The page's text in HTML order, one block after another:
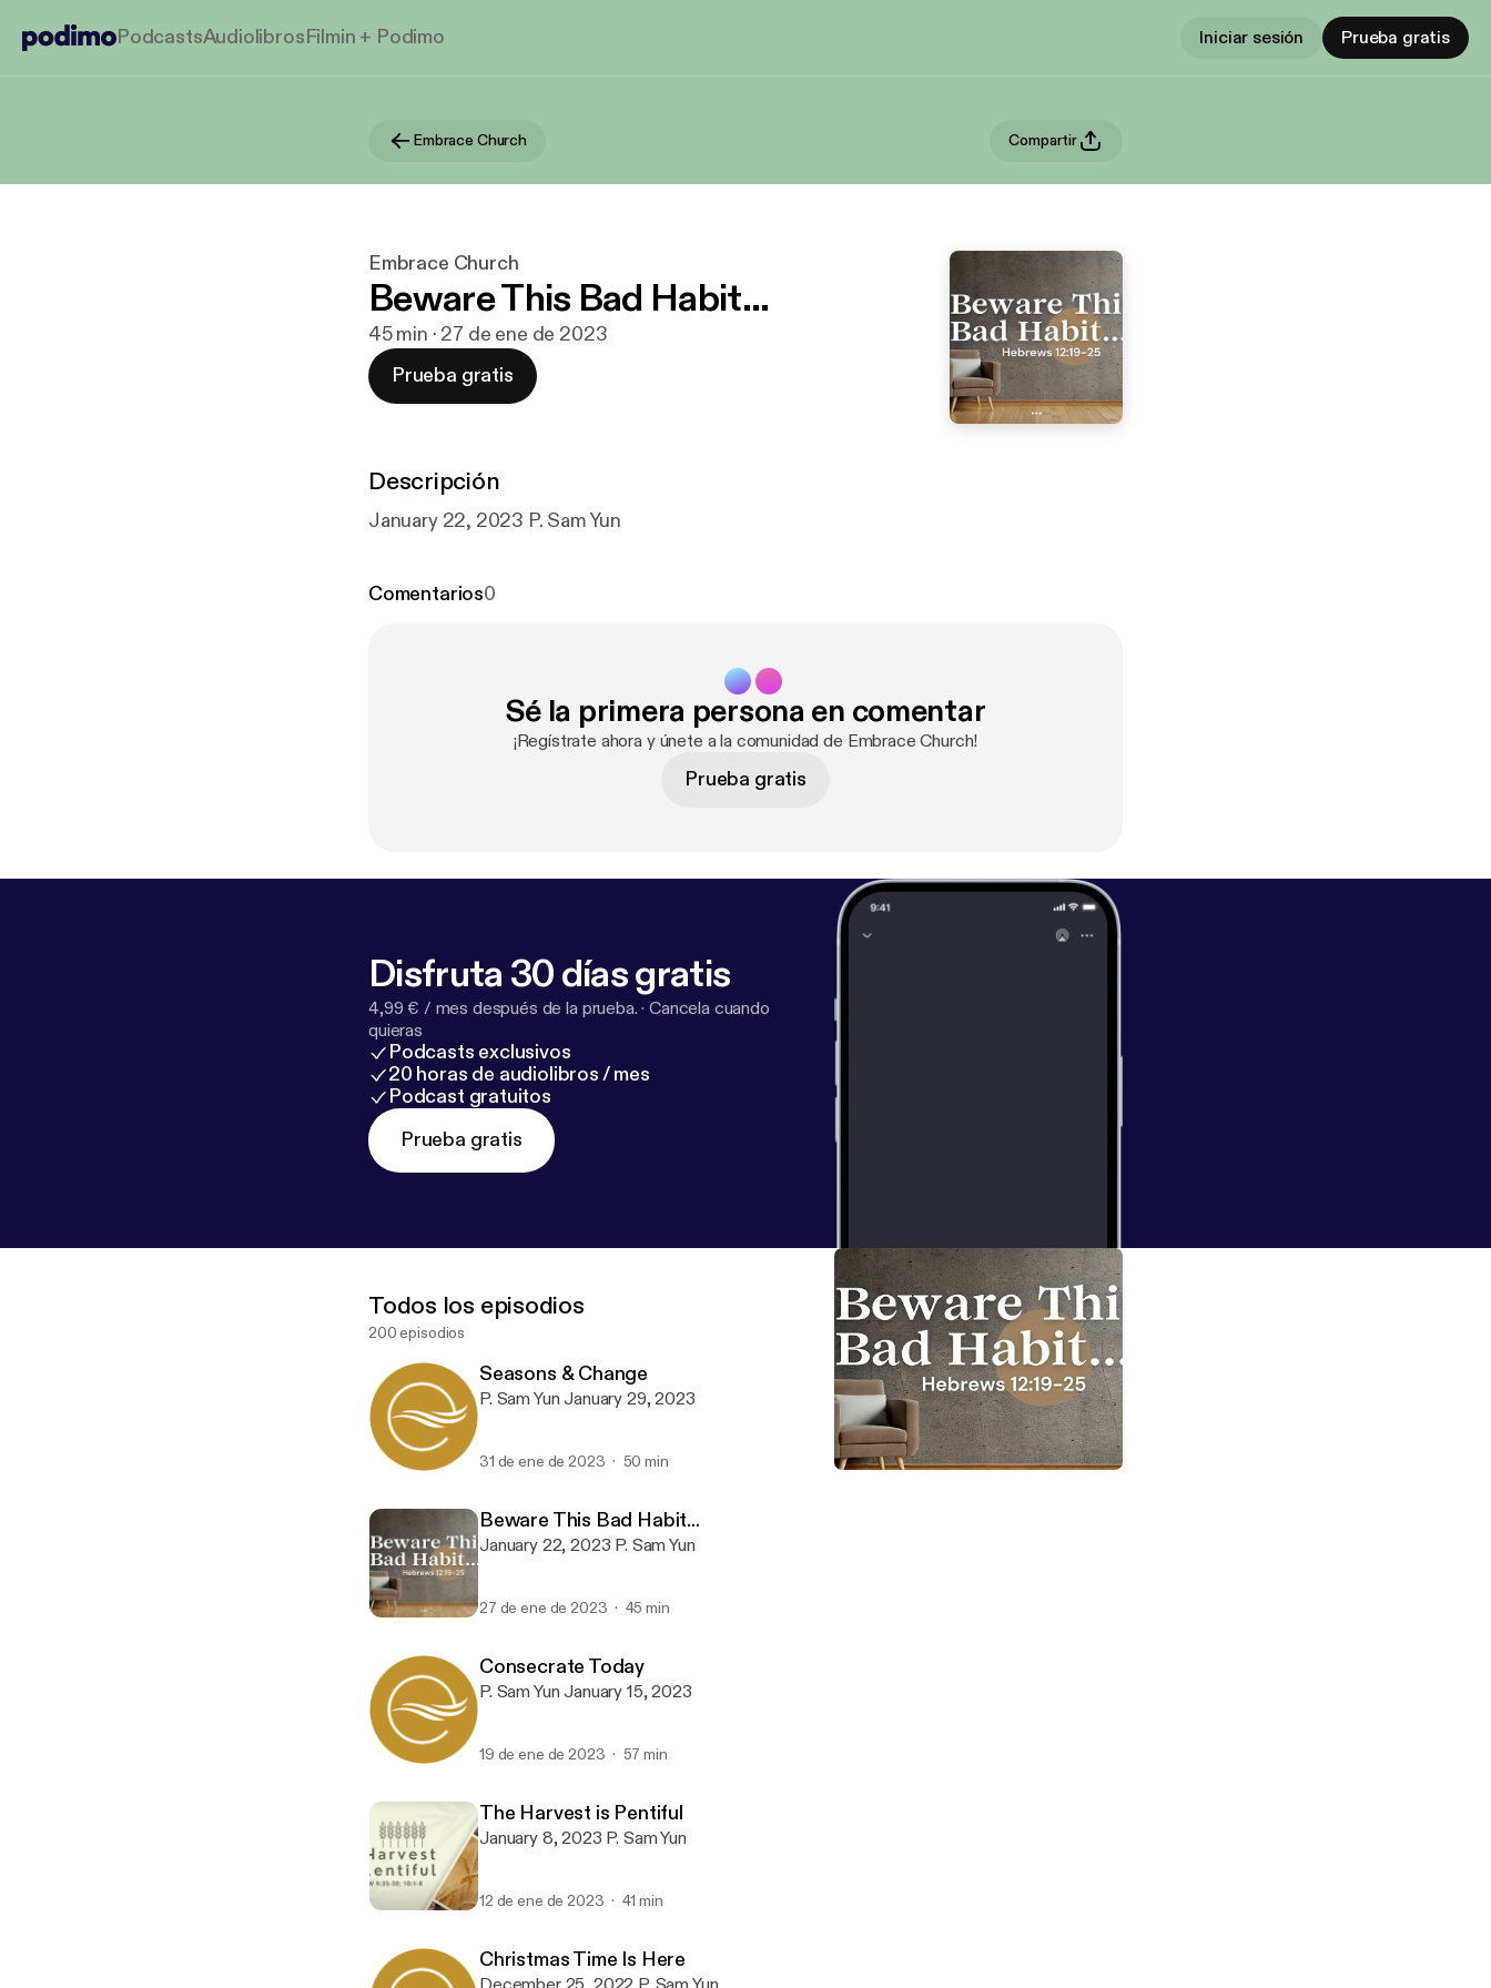
PodcastsAudiolibrosFilmin + Podimo Iniciar sesión Prueba gratis
Embrace Church Compartir
Embrace Church
Beware This Bad Habit...
45 min · 27 de ene de 2023
Prueba gratis
Descripción
January 22, 2023 P. Sam Yun
Comentarios0
Sé la primera persona en comentar
¡Regístrate ahora y únete a la comunidad de Embrace Church!
Prueba gratis
Disfruta 30 días gratis
4,99 € / mes después de la prueba. ·Cancela cuando
quieras
Podcasts exclusivos
20 horas de audiolibros / mes
Podcast gratuitos
Prueba gratis
Todos los episodios
200 episodios
Seasons & Change
P. Sam Yun January 29, 2023
31 de ene de 2023 50 min
Beware This Bad Habit...
January 22, 2023 P. Sam Yun
27 de ene de 2023 45 min
Consecrate Today
P. Sam Yun January 15, 2023
19 de ene de 2023 57 min
The Harvest is Pentiful
January 8, 2023 P. Sam Yun
12 de ene de 2023 41 min
Christmas Time Is Here